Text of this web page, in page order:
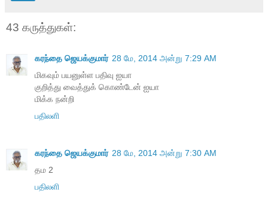
43 கருத்துகள்:
கரந்தை ஜெயக்குமார் 28 மே, 2014 அன்று 7:29 AM
மிகவும் பயனுள்ள பதிவு ஐயா
குறித்து வைத்துக் கொண்டேன் ஐயா
மிக்க நன்றி
பதிலளி
கரந்தை ஜெயக்குமார் 28 மே, 2014 அன்று 7:30 AM
தம 2
பதிலளி